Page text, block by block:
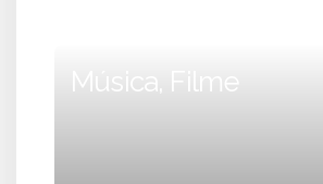
Música, Filme